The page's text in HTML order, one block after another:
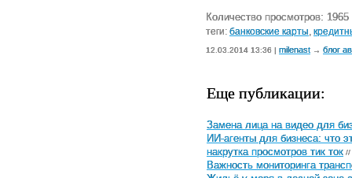
Количество просмотров: 1965
теги: банковские карты
12.03.2014 13:36 | milenast → блог
Еще публикации:
Замена лица на видео для
ИИ-агенты для бизнеса: что
накрутка просмотров тик ток //
Важность мониторинга